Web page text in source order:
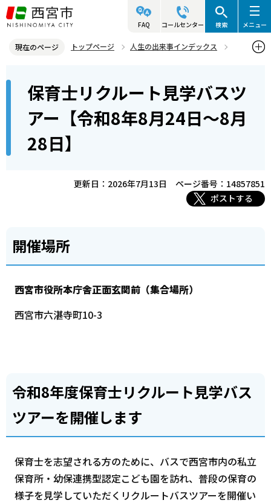
こ
の
ジ
す
FAQ コールセンター 検索 メニュー
現在のページ トップページ
人生の出来事インデックス
保育士リクルート見学バスツアー【令和8年8月24日～8月28日】
ら
保育士リクルート見学バスツ
アー【令和8年8月24日～8月
28日】
更新日：2026年7月13日
ページ番号：14857851
ポストする
開催場所
西宮市役所本庁舎正面玄関前（集合場所）
西宮市六湛寺町10-3
令和8年度保育士リクルート見学バス
ツアーを開催します
保育士を志望される方のために、バスで西宮市内の私立
保育所・幼保連携型認定こども園を訪れ、普段の保育の
様子を見学していただくリクルートバスツアーを開催い